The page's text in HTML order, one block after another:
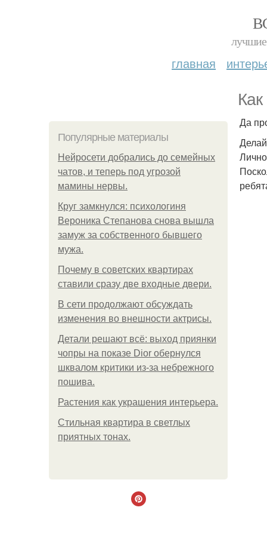
лучшие
главная
Популярные материалы
Нейросети добрались до семейных
чатов, и теперь под угрозой
мамины нервы.
Круг замкнулся: психологиня
Вероника Степанова снова вышла
замуж за собственного бывшего
мужа.
Почему в советских квартирах
ставили сразу две входные двери.
В сети продолжают обсуждать
изменения во внешности актрисы.
Детали решают всё: выход приянки
чопры на показе Dior обернулся
шквалом критики из-за небрежного
пошива.
Растения как украшения интерьера.
Стильная квартира в светлых
приятных тонах.
Да